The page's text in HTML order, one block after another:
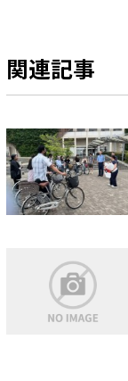
関連記事